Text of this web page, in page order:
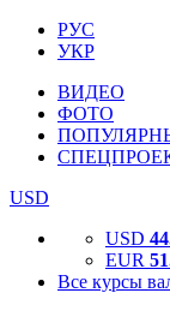
РУС
УКР
ВИДЕО
ФОТО
USD
USD
EUR
Все курсы